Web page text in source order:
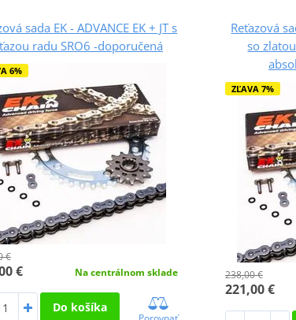
sada EK - ADVANCE EK + JT s
radu SRO6 -doporučená
6%
€
€ Na centrálnom sklade
Do košíka
Reťazová
so
ZĽAVA 7%
238,00 €
221,00 €